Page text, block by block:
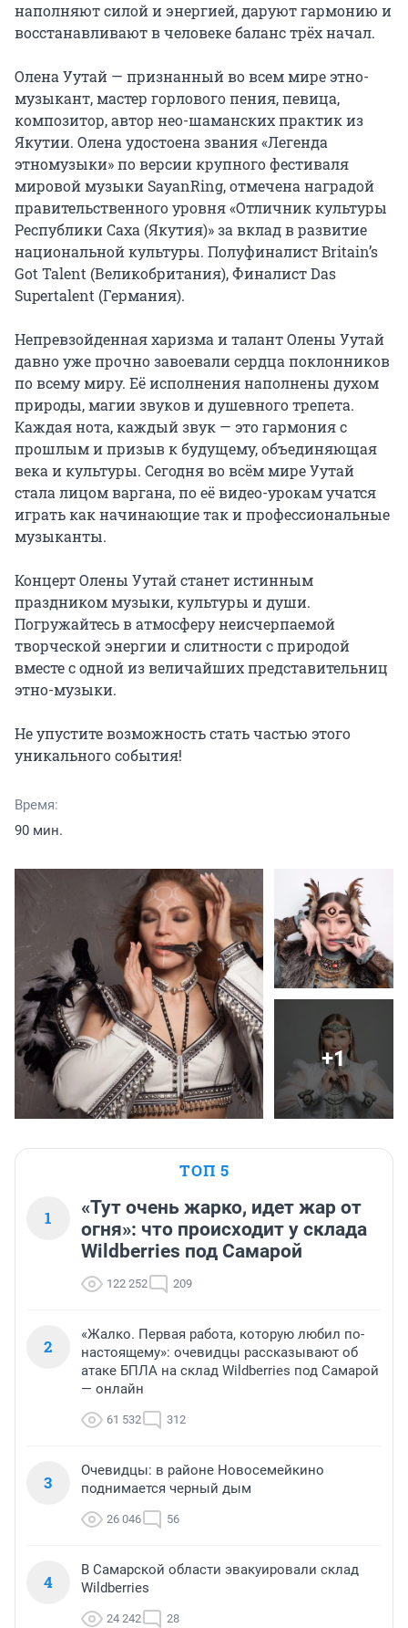
наполняют силой и энергией, даруют гармонию и
восстанавливают в человеке баланс трёх начал.
Олена Уутай — признанный во всем мире этно-
музыкант, мастер горлового пения, певица,
композитор, автор нео-шаманских практик из
Якутии. Олена удостоена звания «Легенда
этномузыки» по версии крупного фестиваля
мировой музыки SayanRing, отмечена наградой
правительственного уровня «Отличник культуры
Республики Саха (Якутия)» за вклад в развитие
национальной культуры. Полуфиналист Britain’s
Got Talent (Великобритания), Финалист Das
Supertalent (Германия).
Непревзойденная харизма и талант Олены Уутай
давно уже прочно завоевали сердца поклонников
по всему миру. Её исполнения наполнены духом
природы, магии звуков и душевного трепета.
Каждая нота, каждый звук — это гармония с
прошлым и призыв к будущему, объединяющая
века и культуры. Сегодня во всём мире Уутай
стала лицом варгана, по её видео-урокам учатся
играть как начинающие так и профессиональные
музыканты.
Концерт Олены Уутай станет истинным
праздником музыки, культуры и души.
Погружайтесь в атмосферу неисчерпаемой
творческой энергии и слитности с природой
вместе с одной из величайших представительниц
этно-музыки.
Не упустите возможность стать частью этого
уникального события!
Время:
90 мин.
+1
ТОП 5
1
«Тут очень жарко, идет жар от
огня»: что происходит у склада
Wildberries под Самарой
122 252 209
2
«Жалко. Первая работа, которую любил по-
настоящему»: очевидцы рассказывают об
атаке БПЛА на склад Wildberries под Самарой
— онлайн
61 532 312
3
Очевидцы: в районе Новосемейкино
поднимается черный дым
26 046 56
4
В Самарской области эвакуировали склад
Wildberries
24 242 28